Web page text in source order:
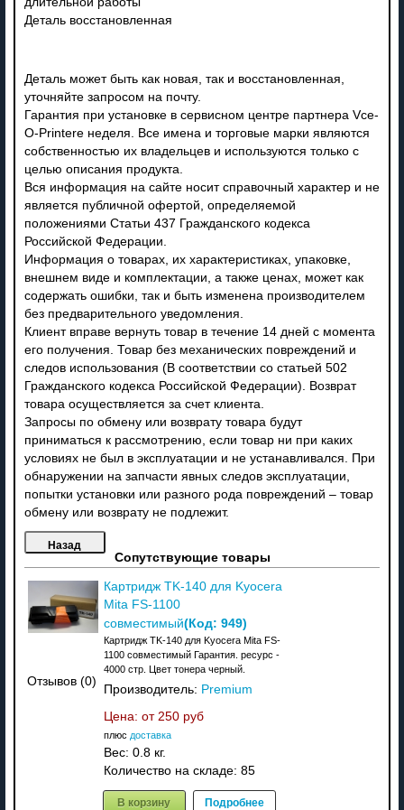
Деталь восстановленная
Деталь может быть как новая, так и восстановленная,
уточняйте запросом на почту.
Гарантия при установке в сервисном центре партнера Vce-
O-Printere неделя. Все имена и торговые марки являются
собственностью их владельцев и используются только с
целью описания продукта.
Вся информация на сайте носит справочный характер и не
является публичной офертой, определяемой
положениями Статьи 437 Гражданского кодекса
Российской Федерации.
Информация о товарах, их характеристиках, упаковке,
внешнем виде и комплектации, а также ценах, может как
содержать ошибки, так и быть изменена производителем
без предварительного уведомления.
Клиент вправе вернуть товар в течение 14 дней с момента
его получения. Товар без механических повреждений и
следов использования (В соответствии со статьей 502
Гражданского кодекса Российской Федерации). Возврат
товара осуществляется за счет клиента.
Запросы по обмену или возврату товара будут
приниматься к рассмотрению, если товар ни при каких
условиях не был в эксплуатации и не устанавливался. При
обнаружении на запчасти явных следов эксплуатации,
попытки установки или разного рода повреждений – товар
обмену или возврату не подлежит.
Сопутствующие товары
Отзывов (0)
Картридж TK-140 для Kyocera
Mita FS-1100
совместимый(Код: 949)
Картридж TK-140 для Kyocera Mita FS-
1100 совместимый Гарантия. ресурс -
4000 стр. Цвет тонера черный.
Производитель: Premium
Цена: от 250 руб
плюс доставка
Вес: 0.8 кг.
Количество на складе: 85
В корзину Подробнее